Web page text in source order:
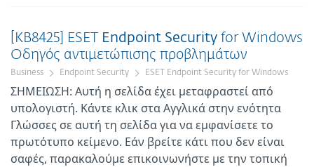
[KB8425] ESET Endpoint Security for Windows
Οδηγός αντιμετώπισης προβλημάτων
Business Endpoint Security ESET Endpoint Security for Windows
ΣΗΜΕΙΩΣΗ: Αυτή η σελίδα έχει μεταφραστεί από
υπολογιστή. Κάντε κλικ στα Αγγλικά στην ενότητα
Γλώσσες σε αυτή τη σελίδα για να εμφανίσετε το
πρωτότυπο κείμενο. Εάν βρείτε κάτι που δεν είναι
σαφές, παρακαλούμε επικοινωνήστε με την τοπική